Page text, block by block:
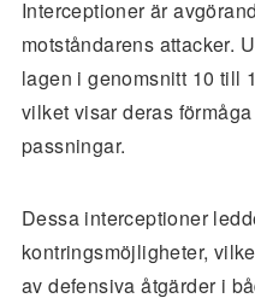
Interceptioner är
motståndarens attacker.
lagen i genomsnitt 10 till
vilket visar deras
passningar.
Dessa interceptioner
kontringsmöjligheter,
av defensiva åtgärder i